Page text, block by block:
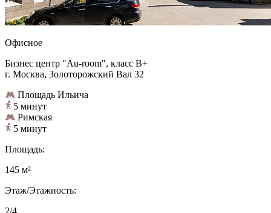
Офисное
Бизнес центр "Au-room", класс B+
г. Москва, Золоторожский Вал 32
Площадь Ильича
5 минут
Римская
5 минут
Площадь:
145 м²
Этаж/Этажность:
2/4